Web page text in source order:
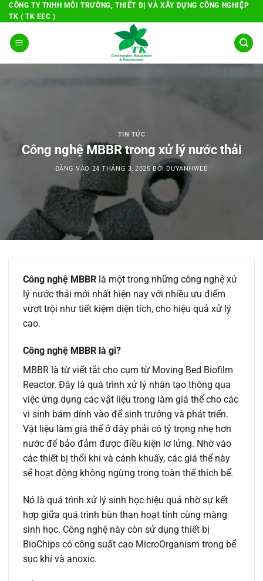
Bỏ
qua
nội
dung
CÔNG TY TNHH MÔI TRƯỜNG, THIẾT BỊ VÀ XÂY DỰNG CÔNG NGHIỆP
TK ( TK EEC )
TIN TỨC
Công nghệ MBBR trong xử lý nước thải
ĐĂNG VÀO 24 THÁNG 3, 2025 BỞIDUYANHWEB
Công nghệ MBBR là một trong những công nghệ xử
lý nước thải mới nhất hiện nay với nhiều ưu điểm
vượt trội như tiết kiệm diện tích, cho hiệu quả xử lý
cao.
Công nghệ MBBR là gì?
MBBR là từ viết tắt cho cụm từ Moving Bed Biofilm
Reactor. Đây là quá trình xử lý nhân tạo thông qua
việc ứng dụng các vật liệu trong làm giá thể cho các
vi sinh bám dính vào để sinh trưởng và phát triển.
Vật liệu làm giá thể ở đây phải có tỷ trọng nhẹ hơn
nước để bảo đảm được điều kiện lơ lửng. Nhờ vào
các thiết bị thổi khí và cánh khuấy, các giá thể này
sẽ hoạt động không ngừng trong toàn thể thích bể.
Nó là quá trình xử lý sinh học hiệu quả nhờ sự kết
hợp giữa quá trình bùn than hoạt tính cùng màng
sinh học. Công nghệ này còn sử dụng thiết bị
BioChips có công suất cao MicroOrganism trong bể
sục khí và anoxic.